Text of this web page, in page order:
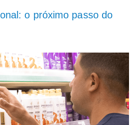
o próximo passo do